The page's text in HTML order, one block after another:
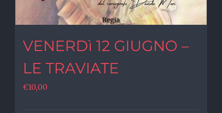
VENERDì 12 GIUGNO –
LE TRAVIATE
€10,00